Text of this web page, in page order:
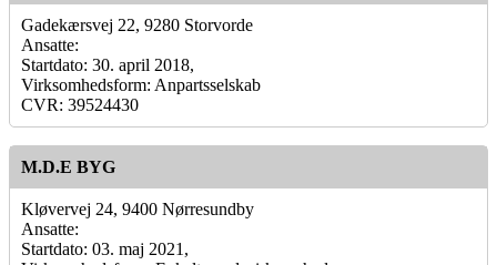
Gadekærsvej 22, 9280 Storvorde
Ansatte:
Startdato: 30. april 2018,
Virksomhedsform: Anpartsselskab
CVR: 39524430
M.D.E BYG
Kløvervej 24, 9400 Nørresundby
Ansatte:
Startdato: 03. maj 2021,